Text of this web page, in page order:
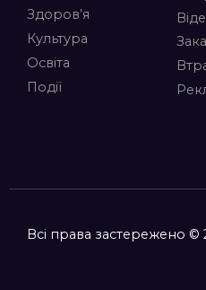
Здоров’я
Культура
Освіта
Події
Всі права застережено ©